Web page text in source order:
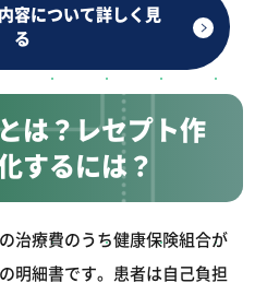
容について詳しく見
る
は？レセプト作
するには？
治療費のうち健康保険組合が
明細書です。患者は自己負担